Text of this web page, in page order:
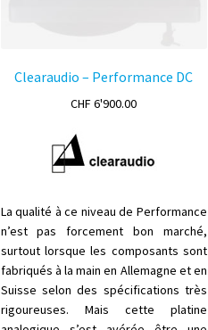
Clearaudio – Performance DC
CHF6'900.00
La qualité à ce niveau de Performance
n’est pas forcement bon marché,
surtout lorsque les composants sont
fabriqués à la main en Allemagne et en
Suisse selon des spécifications très
rigoureuses. Mais cette platine